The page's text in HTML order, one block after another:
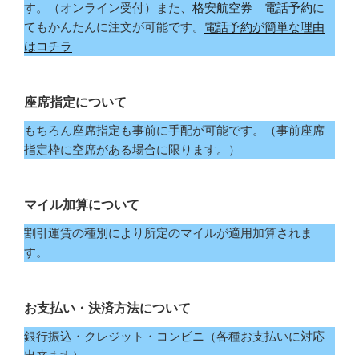
す。（オンライン受付）また、 格安航空券 電話予約に
てもかんたんに注文が可能です。 電話予約が簡単な理由
はコチラ
座席指定について
もちろん座席指定も事前に手配が可能です。（事前座席
指定枠に空席がある場合に限ります。）
マイル加算について
割引運賃の種別により所定のマイルが適用加算されま
す。
お支払い・決済方法について
銀行振込・クレジット・コンビニ（各種お支払いに対応